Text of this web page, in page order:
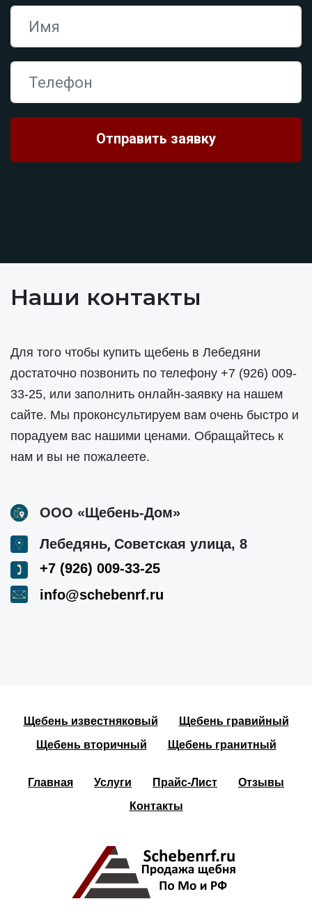
Наши контакты
Для того чтобы купить щебень в Лебедяни
достаточно позвонить по телефону +7 (926) 009-
33-25, или заполнить онлайн-заявку на нашем
сайте. Мы проконсультируем вам очень быстро и
порадуем вас нашими ценами. Обращайтесь к
нам и вы не пожалеете.
ООО «Щебень-Дом»
Лебедянь, Советская улица, 8
+7 (926) 009-33-25
info@schebenrf.ru
Щебень известняковый
Щебень гравийный
Щебень вторичный
Щебень гранитный
Главная Услуги Прайс-Лист
Отзывы
Контакты